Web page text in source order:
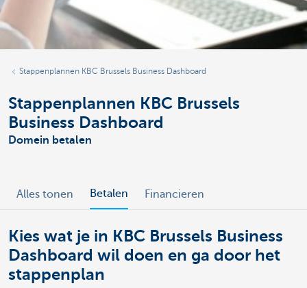
Stappenplannen KBC Brussels Business Dashboard
Stappenplannen KBC Brussels
Business Dashboard
Domein betalen
Alles tonen Betalen Financieren
Kies wat je in KBC Brussels Business
Dashboard wil doen en ga door het
stappenplan